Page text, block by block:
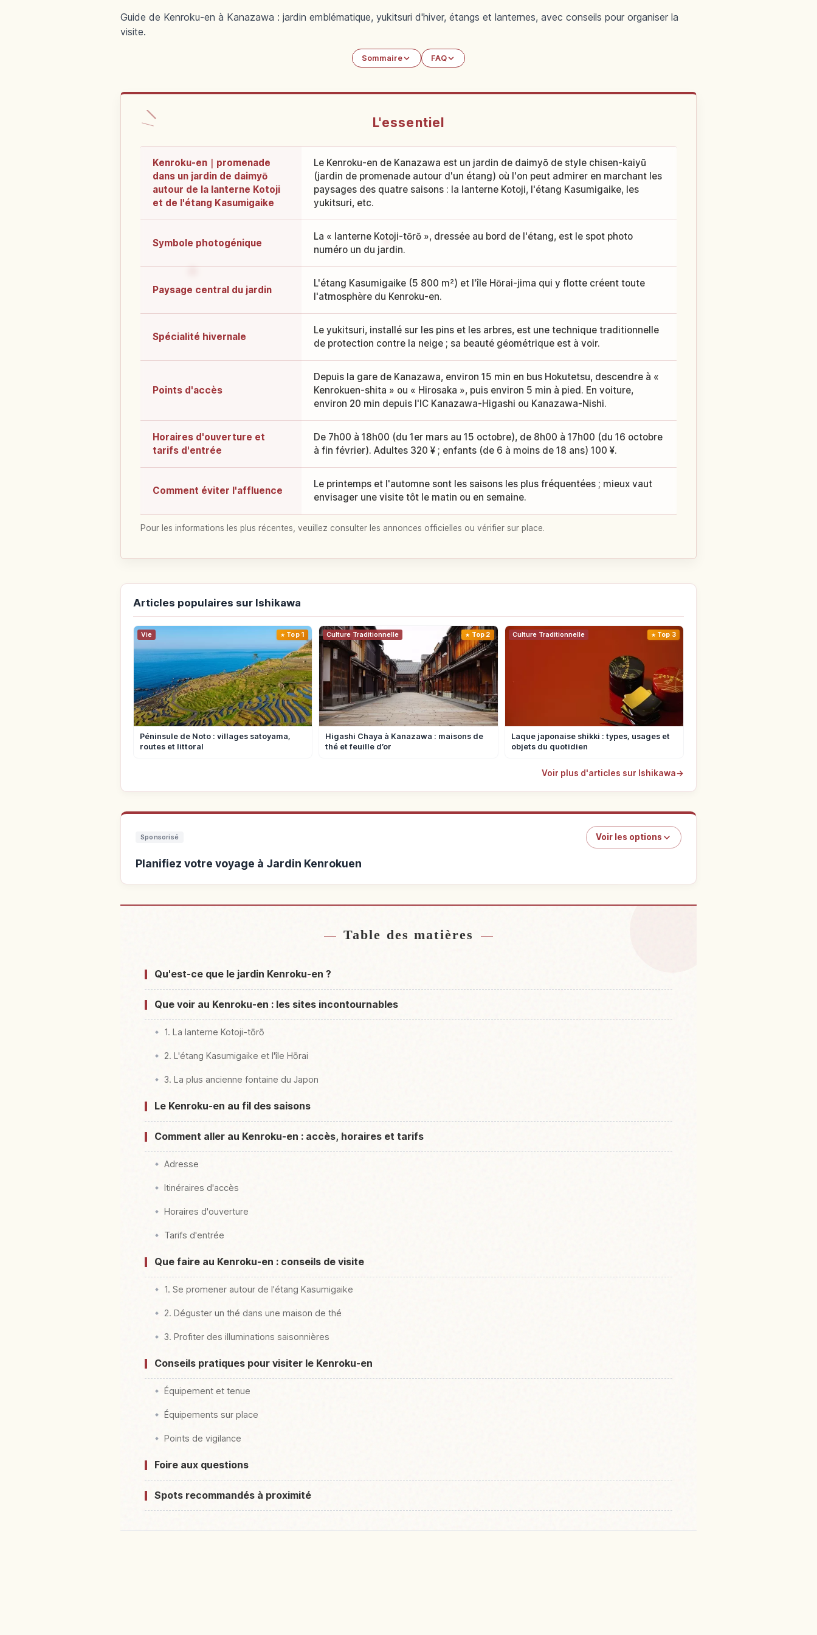
Guide de Kenroku-en à Kanazawa : jardin emblématique, yukitsuri d'hiver, étangs et lanternes, avec conseils pour organiser la
visite.
Sommaire FAQ
L'essentiel
Kenroku-en｜promenade
dans un jardin de daimyō
autour de la lanterne Kotoji
et de l'étang Kasumigaike
Le Kenroku-en de Kanazawa est un jardin de daimyō de style chisen-kaiyū
(jardin de promenade autour d'un étang) où l'on peut admirer en marchant les
paysages des quatre saisons : la lanterne Kotoji, l'étang Kasumigaike, les
yukitsuri, etc.
Symbole photogénique
La « lanterne Kotoji-tōrō », dressée au bord de l'étang, est le spot photo
numéro un du jardin.
Paysage central du jardin
L'étang Kasumigaike (5 800 m²) et l'île Hōrai-jima qui y flotte créent toute
l'atmosphère du Kenroku-en.
Spécialité hivernale
Le yukitsuri, installé sur les pins et les arbres, est une technique traditionnelle
de protection contre la neige ; sa beauté géométrique est à voir.
Points d'accès
Depuis la gare de Kanazawa, environ 15 min en bus Hokutetsu, descendre à «
Kenrokuen-shita » ou « Hirosaka », puis environ 5 min à pied. En voiture,
environ 20 min depuis l'IC Kanazawa-Higashi ou Kanazawa-Nishi.
Horaires d'ouverture et
tarifs d'entrée
De 7h00 à 18h00 (du 1er mars au 15 octobre), de 8h00 à 17h00 (du 16 octobre
à fin février). Adultes 320 ¥ ; enfants (de 6 à moins de 18 ans) 100 ¥.
Comment éviter l'affluence
Le printemps et l'automne sont les saisons les plus fréquentées ; mieux vaut
envisager une visite tôt le matin ou en semaine.
Pour les informations les plus récentes, veuillez consulter les annonces officielles ou vérifier sur place.
Articles populaires sur Ishikawa
Vie Top 1
Péninsule de Noto : villages satoyama,
routes et littoral
Culture Traditionnelle Top 2
Higashi Chaya à Kanazawa : maisons de
thé et feuille d’or
Culture Traditionnelle Top 3
Laque japonaise shikki : types, usages et
objets du quotidien
Voir plus d'articles sur Ishikawa→
Sponsorisé Voir les options
Planifiez votre voyage à Jardin Kenrokuen
Table des matières
Qu'est-ce que le jardin Kenroku-en ?
Que voir au Kenroku-en : les sites incontournables
1. La lanterne Kotoji-tōrō
2. L'étang Kasumigaike et l'île Hōrai
3. La plus ancienne fontaine du Japon
Le Kenroku-en au fil des saisons
Comment aller au Kenroku-en : accès, horaires et tarifs
Adresse
Itinéraires d'accès
Horaires d'ouverture
Tarifs d'entrée
Que faire au Kenroku-en : conseils de visite
1. Se promener autour de l'étang Kasumigaike
2. Déguster un thé dans une maison de thé
3. Profiter des illuminations saisonnières
Conseils pratiques pour visiter le Kenroku-en
Équipement et tenue
Équipements sur place
Points de vigilance
Foire aux questions
Spots recommandés à proximité